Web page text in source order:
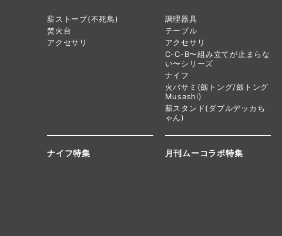
薪ストーブ(不死鳥)
焚火台
アクセサリ
調理器具
テーブル
アクセサリ
C-C-B〜組み立てが止まらな
い〜シリーズ
ナイフ
火バサミ(劔トング/劔トング
Musashi)
薪スタンド(ダブルデッカち
ゃん)
ナイフ特集 月刊ムーコラボ特集